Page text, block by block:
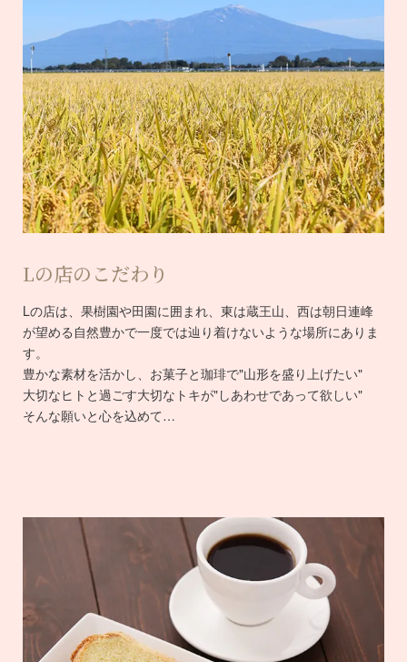
Lの店のこだわり
Lの店は、果樹園や田園に囲まれ、東は蔵王山、西は朝日連峰
が望める自然豊かで一度では辿り着けないような場所にありま
す。
豊かな素材を活かし、お菓子と珈琲で"山形を盛り上げたい"
大切なヒトと過ごす大切なトキが"しあわせであって欲しい"
そんな願いと心を込めて…